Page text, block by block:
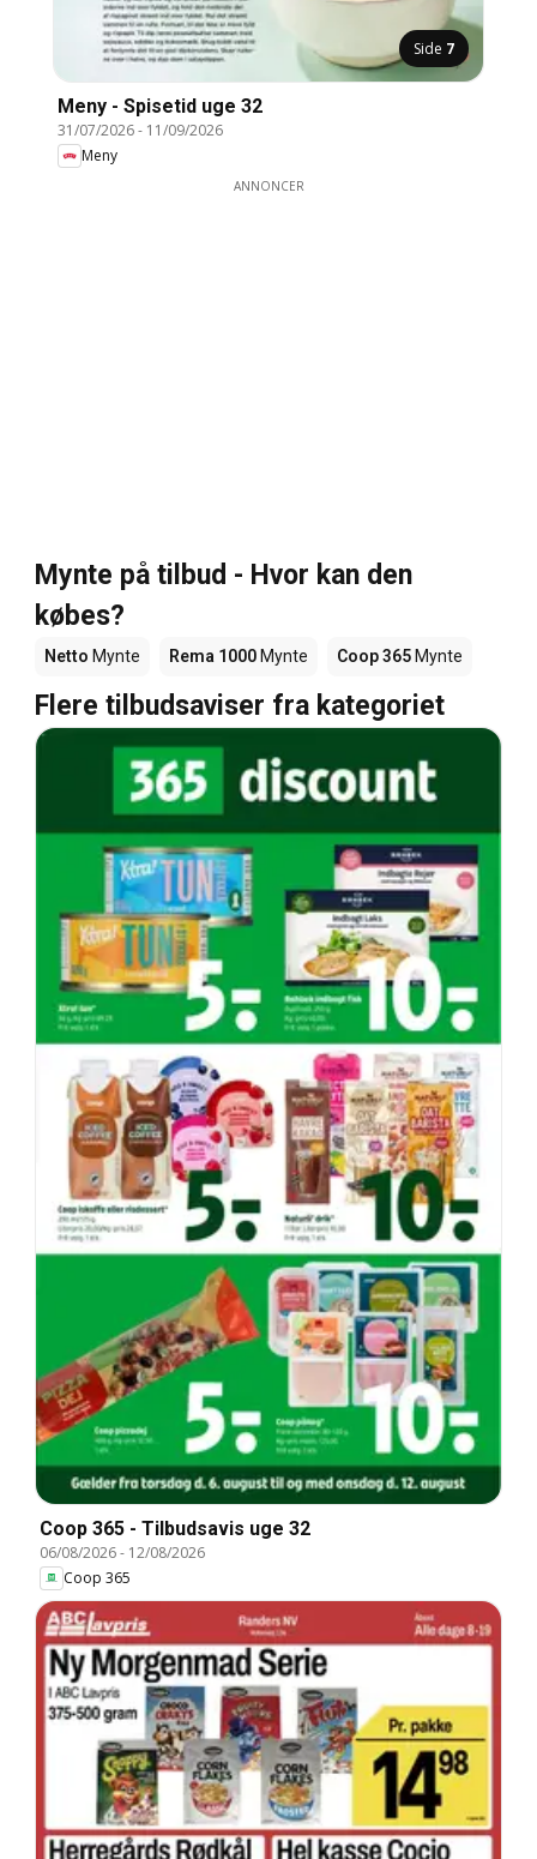
Side 7
Meny - Spisetid uge 32
31/07/2026- 11/09/2026
Meny
ANNONCER
Mynte på tilbud - Hvor kan den
købes?
Netto Mynte Rema 1000 Mynte Coop 365 Mynte
Flere tilbudsaviser fra kategoriet
Coop 365 - Tilbudsavis uge 32
06/08/2026- 12/08/2026
Coop 365